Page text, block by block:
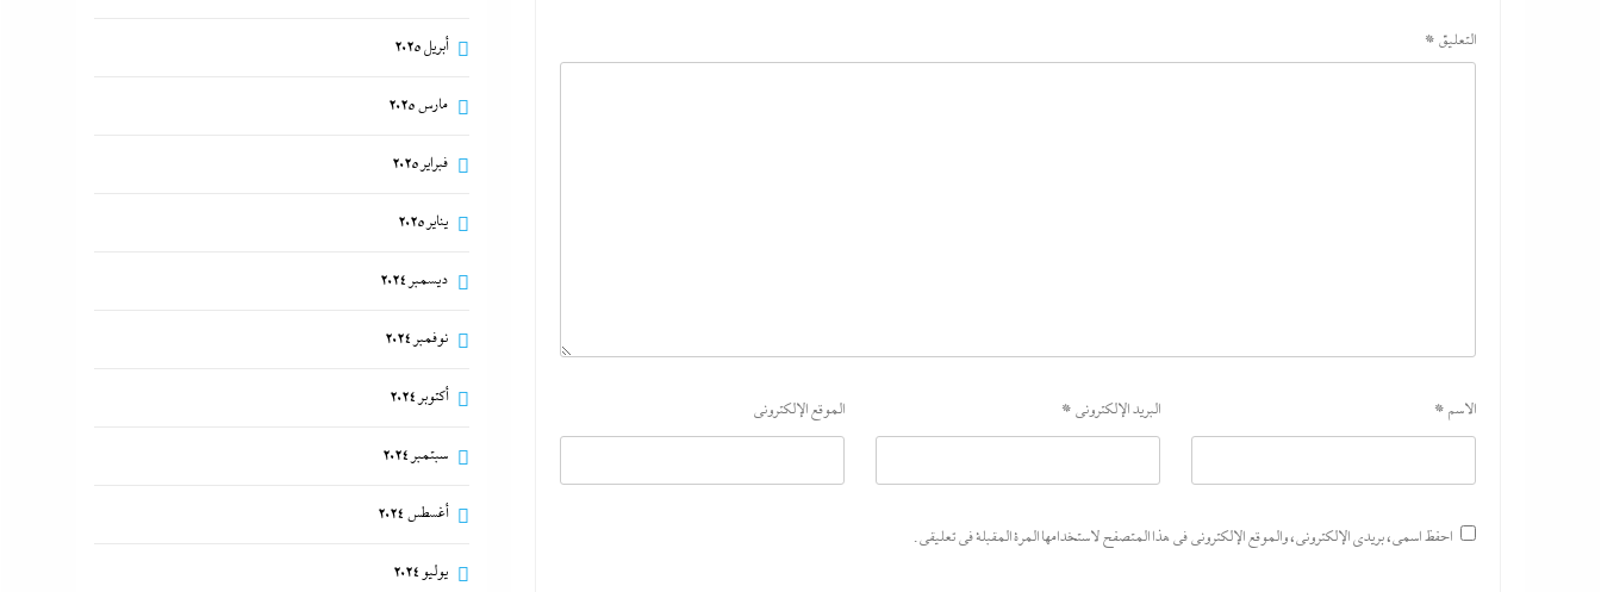
التعليق *
الاسم * البريد الإلكتروني * الموقع الإلكتروني
احفظ اسمي، بريدي الإلكتروني، والموقع الإلكتروني في هذا المتصفح لاستخدامها المرة المقبلة في تعليقي.
أبريل 2025
مارس 2025
فبراير 2025
يناير 2025
ديسمبر 2024
نوفمبر 2024
أكتوبر 2024
سبتمبر 2024
أغسطس 2024
يوليو 2024